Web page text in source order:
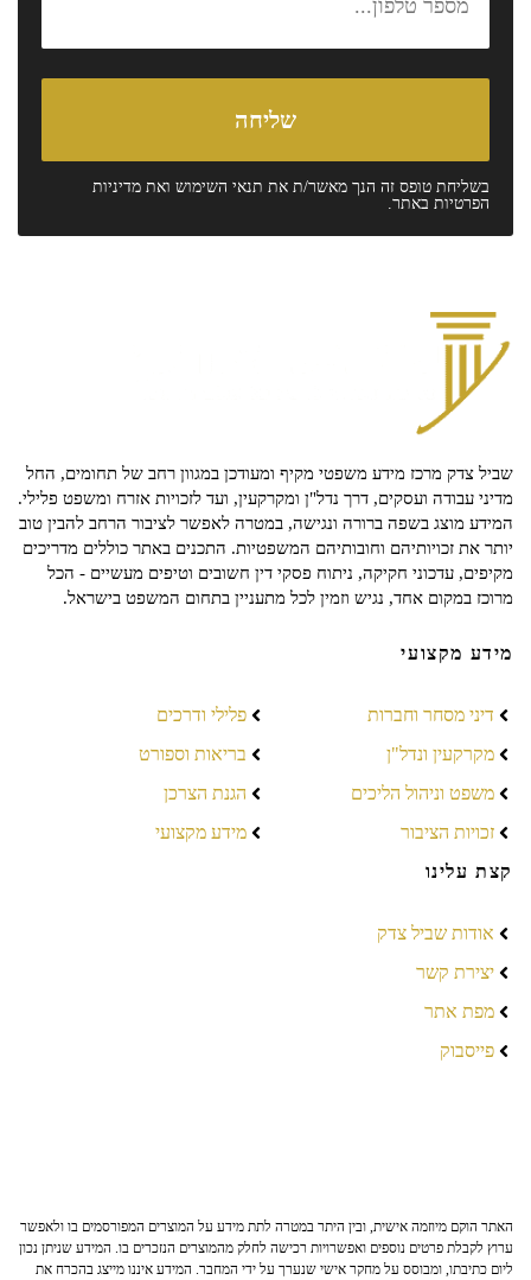
בשליחת טופס זה הנך מאשר/ת את תנאי השימוש ואת מדיניות
הפרטיות באתר.
שביל צדק מרכז מידע משפטי מקיף ומעודכן במגוון רחב של תחומים, החל
מדיני עבודה ועסקים, דרך נדל"ן ומקרקעין, ועד לזכויות אזרח ומשפט פלילי.
המידע מוצג בשפה ברורה ונגישה, במטרה לאפשר לציבור הרחב להבין טוב
יותר את זכויותיהם וחובותיהם המשפטיות. התכנים באתר כוללים מדריכים
מקיפים, עדכוני חקיקה, ניתוח פסקי דין חשובים וטיפים מעשיים - הכל
מרוכז במקום אחד, נגיש וזמין לכל מתעניין בתחום המשפט בישראל.
מידע מקצועי
דיני מסחר וחברות
מקרקעין ונדל"ן
משפט וניהול הליכים
זכויות הציבור
פלילי ודרכים
בריאות וספורט
הגנת הצרכן
מידע מקצועי
קצת עלינו
אודות שביל צדק
יצירת קשר
מפת אתר
פייסבוק
האתר הוקם מיוזמה אישית, ובין היתר במטרה לתת מידע על המוצרים המפורסמים בו ולאפשר
ערוץ לקבלת פרטים נוספים ואפשרויות רכישה לחלק מהמוצרים הנזכרים בו. המידע שניתן נכון
ליום כתיבתו, ומבוסס על מחקר אישי שנערך על ידי המחבר. המידע איננו מייצג בהכרח את